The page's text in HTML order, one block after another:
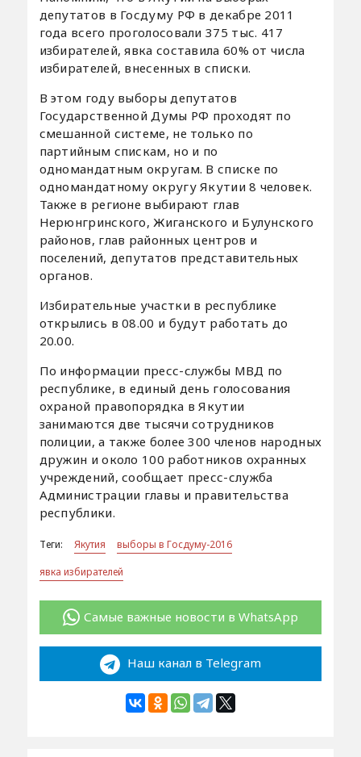
депутатов в Госдуму РФ в декабре 2011
года всего проголосовали 375 тыс. 417
избирателей, явка составила 60% от числа
избирателей, внесенных в списки.
В этом году выборы депутатов
Государственной Думы РФ проходят по
смешанной системе, не только по
партийным спискам, но и по
одномандатным округам. В списке по
одномандатному округу Якутии 8 человек.
Также в регионе выбирают глав
Нерюнгринского, Жиганского и Булунского
районов, глав районных центров и
поселений, депутатов представительных
органов.
Избирательные участки в республике
открылись в 08.00 и будут работать до
20.00.
По информации пресс-службы МВД по
республике, в единый день голосования
охраной правопорядка в Якутии
занимаются две тысячи сотрудников
полиции, а также более 300 членов народных
дружин и около 100 работников охранных
учреждений, сообщает пресс-служба
Администрации главы и правительства
республики.
Теги: Якутия
выборы в Госдуму-2016
явка избирателей
Самые важные новости в WhatsApp
Наш канал в Telegram